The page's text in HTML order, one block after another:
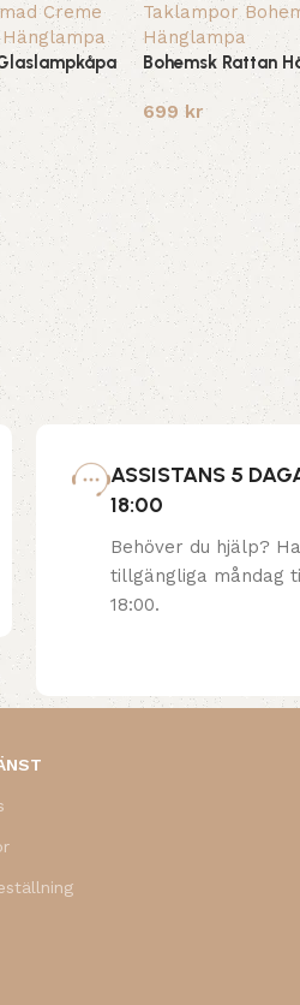
Bohemsk Rattan
699kr
ASSISTANS 5
18:00
Behöver du hjälp?
tillgängliga måndag
18:00.